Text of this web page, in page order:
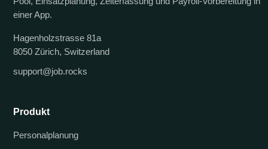
einer App.
Hagenholzstrasse 81a
8050 Zürich, Switzerland
support@job.rocks
Produkt
Personalplanung